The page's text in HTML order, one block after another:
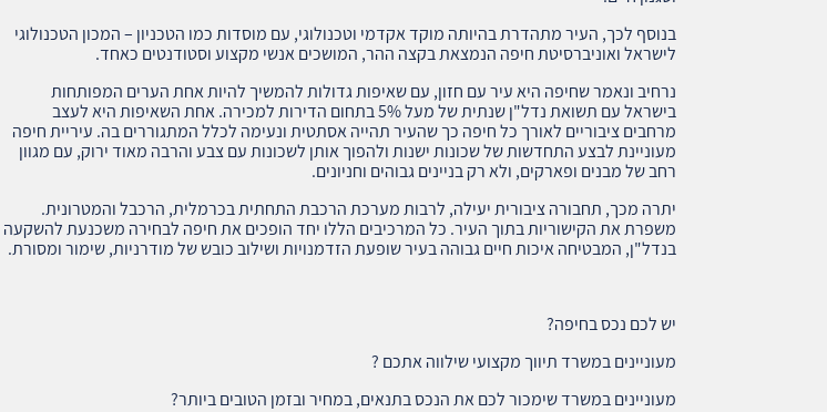
בנוסף לכך, העיר מתהדרת בהיותה מוקד אקדמי וטכנולוגי, עם מוסדות כמו הטכניון – המכון הטכנולוגי
לישראל ואוניברסיטת חיפה הנמצאת בקצה ההר, המושכים אנשי מקצוע וסטודנטים כאחד.
נרחיב ונאמר שחיפה היא עיר עם חזון, עם שאיפות גדולות להמשיך להיות אחת הערים המפותחות
בישראל עם תשואת נדל"ן שנתית של מעל 5% בתחום הדירות למכירה. אחת השאיפות היא לעצב
מרחבים ציבוריים לאורך כל חיפה כך שהעיר תהייה אסתטית ונעימה לכלל המתגוררים בה. עיריית חיפה
מעוניינת לבצע התחדשות של שכונות ישנות ולהפוך אותן לשכונות עם צבע והרבה מאוד ירוק, עם מגוון
רחב של מבנים ופארקים, ולא רק בניינים גבוהים וחניונים.
יתרה מכך, תחבורה ציבורית יעילה, לרבות מערכת הרכבת התחתית בכרמלית, הרכבל והמטרונית.
משפרת את הקישוריות בתוך העיר. כל המרכיבים הללו יחד הופכים את חיפה לבחירה משכנעת להשקעה
בנדל"ן, המבטיחה איכות חיים גבוהה בעיר שופעת הזדמנויות ושילוב כובש של מודרניות, שימור ומסורת.
יש לכם נכס בחיפה?
מעוניינים במשרד תיווך מקצועי שילווה אתכם ?
מעוניינים במשרד שימכור לכם את הנכס בתנאים, במחיר ובזמן הטובים ביותר?